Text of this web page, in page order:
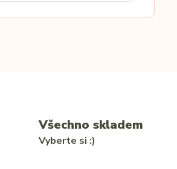
Všechno skladem
Vyberte si :)